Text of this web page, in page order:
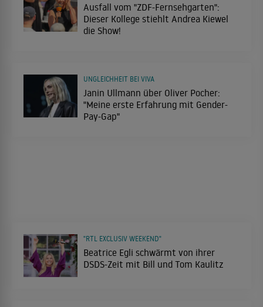
Ausfall vom "ZDF-Fernsehgarten":
Dieser Kollege stiehlt Andrea Kiewel
die Show!
Janin Ullmann über Oliver Pocher:
"Meine erste Erfahrung mit Gender-
Pay-Gap"
UNGLEICHHEIT BEI VIVA
Beatrice Egli schwärmt von ihrer
DSDS-Zeit mit Bill und Tom Kaulitz
"RTL EXCLUSIV WEEKEND"